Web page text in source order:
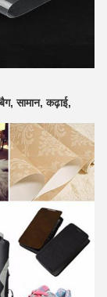
सामान, कढ़ाई,